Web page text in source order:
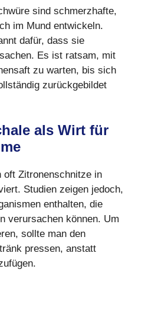
sind schmerzhafte,
im Mund entwickeln.
dafür, dass sie
Es ist ratsam, mit
zu warten, bis sich
zurückgebildet
als Wirt für
oft Zitronenschnitze in
Studien zeigen jedoch,
enthalten, die
verursachen können. Um
sollte man den
pressen, anstatt